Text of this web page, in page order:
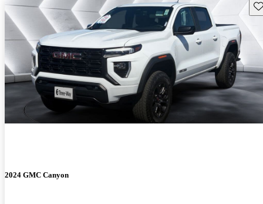
2024 GMC Canyon